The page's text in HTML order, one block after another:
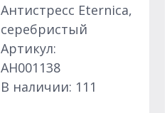
Антистресс Eternica,
серебристый
Артикул:
АН001138
В наличии: 111